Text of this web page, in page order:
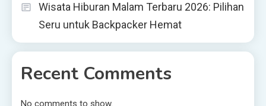
Wisata Hiburan Malam Terbaru 2026: Pilihan
Seru untuk Backpacker Hemat
Recent Comments